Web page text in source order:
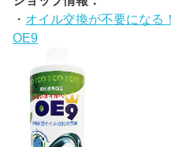
・ オイル交換が不要になる
OE9